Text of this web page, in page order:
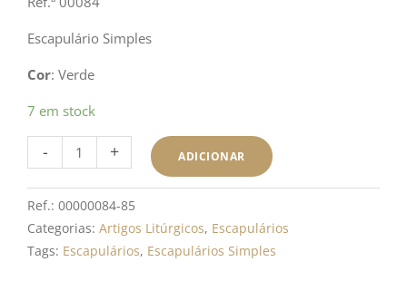
Escapulário Simples
Cor: Verde
7 em stock
-
Quantidade
de
Escapulários
-
Verde
+ ADICIONAR
Ref.: 00000084-85
Categorias: Artigos Litúrgicos, Escapulários
Tags: Escapulários, Escapulários Simples